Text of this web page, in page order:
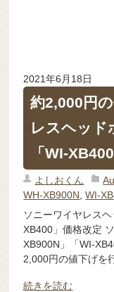
2021年6月18日
約2,000円
レスヘッド
「WI-
よしおくん
WH-XB900N ,WI-
ソニーワイヤレス
XB400」価格改定
XB900N」「WI-
2,000円の値下げを
続きを読む